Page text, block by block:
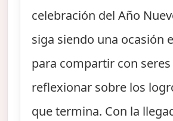
celebración del Año
siga siendo una ocasión
para compartir con
reflexionar sobre los
que termina. Con la